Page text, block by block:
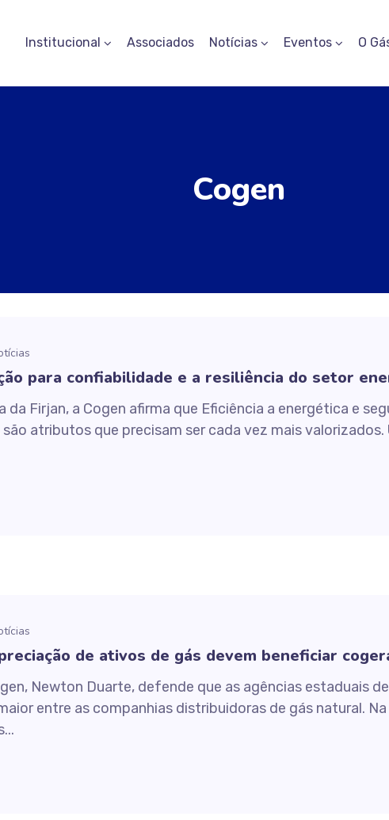
Institucional Associados Notícias Eventos O
Cogen
para confiabilidade e a resiliência do setor
da Firjan, a Cogen afirma que Eficiência a energética e
atributos que precisam ser cada vez mais
de ativos de gás devem beneficiar
Newton Duarte, defende que as agências estaduais
entre as companhias distribuidoras de gás natural.